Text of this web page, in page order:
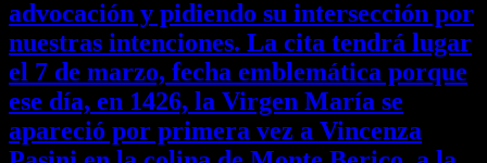
advocación y pidiendo su intersección por
nuestras intenciones. La cita tendrá lugar
el 7 de marzo, fecha emblemática porque
ese día, en 1426, la Virgen María se
apareció por primera vez a Vincenza